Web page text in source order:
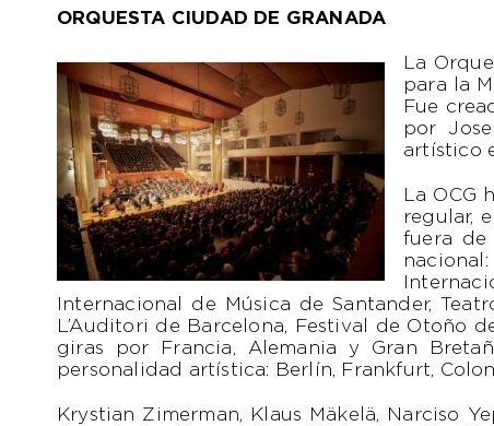
ORQUESTA CIUDAD DE GRANADA
La
para la
Fue
por
artístico
La
regular,
fuera de
Internacional de Música de Santander,
L’Auditori de Barcelona, Festival de Otoño
giras por Francia, Alemania y Gran
personalidad artística: Berlín, Frankfurt,
Krystian Zimerman, Klaus Mäkelä, Narciso